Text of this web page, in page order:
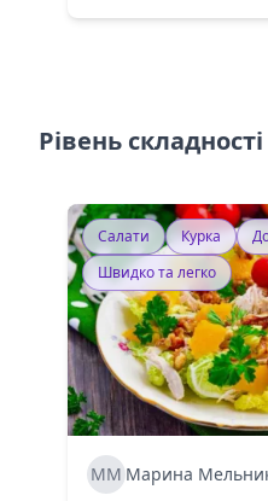
Рівень складності
Салати Курка
Швидко та легко
ММ Марина